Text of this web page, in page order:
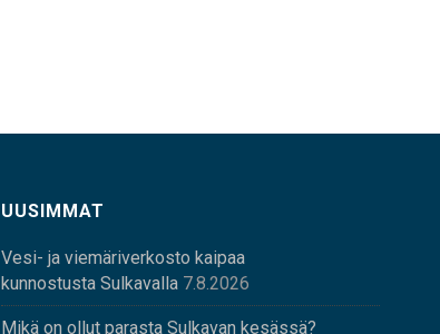
UUSIMMAT
Vesi- ja viemäriverkosto kaipaa
kunnostusta Sulkavalla 7.8.2026
Mikä on ollut parasta Sulkavan kesässä?